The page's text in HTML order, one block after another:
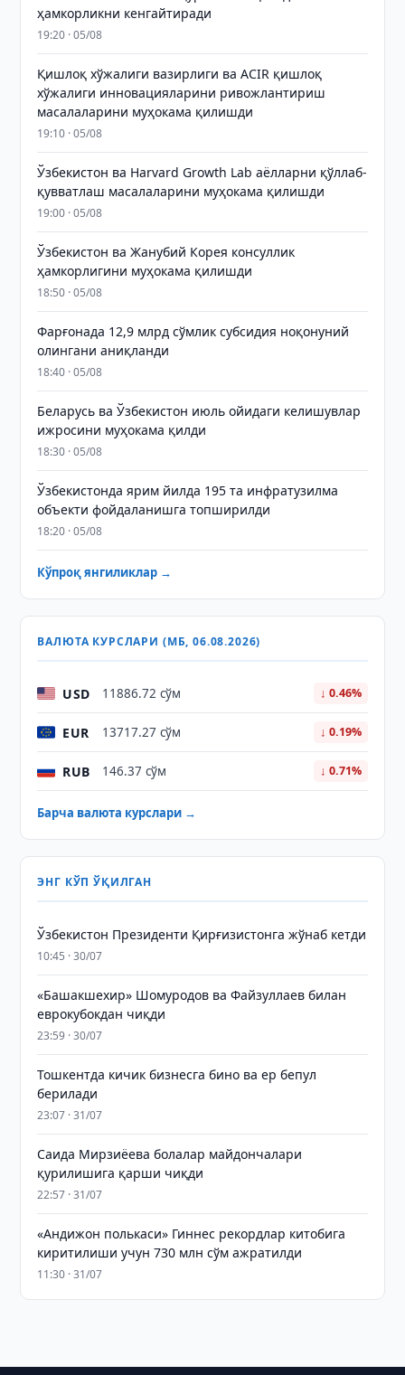
ҳамкорликни кенгайтиради
19:20 · 05/08
Қишлоқ хўжалиги вазирлиги ва ACIR қишлоқ
хўжалиги инновацияларини ривожлантириш
масалаларини муҳокама қилишди
19:10 · 05/08
Ўзбекистон ва Harvard Growth Lab аёлларни қўллаб-
қувватлаш масалаларини муҳокама қилишди
19:00 · 05/08
Ўзбекистон ва Жанубий Корея консуллик
ҳамкорлигини муҳокама қилишди
18:50 · 05/08
Фарғонада 12,9 млрд сўмлик субсидия ноқонуний
олингани аниқланди
18:40 · 05/08
Беларусь ва Ўзбекистон июль ойидаги келишувлар
ижросини муҳокама қилди
18:30 · 05/08
Ўзбекистонда ярим йилда 195 та инфратузилма
объекти фойдаланишга топширилди
18:20 · 05/08
Кўпроқ янгиликлар →
ВАЛЮТА КУРСЛАРИ (МБ, 06.08.2026)
USD 11886.72 сўм ↓ 0.46%
EUR 13717.27 сўм ↓ 0.19%
RUB 146.37 сўм ↓ 0.71%
Барча валюта курслари →
ЭНГ КЎП ЎҚИЛГАН
Ўзбекистон Президенти Қирғизистонга жўнаб кетди
10:45 · 30/07
«Башакшехир» Шомуродов ва Файзуллаев билан
еврокубокдан чиқди
23:59 · 30/07
Тошкентда кичик бизнесга бино ва ер бепул
берилади
23:07 · 31/07
Саида Мирзиёева болалар майдончалари
қурилишига қарши чиқди
22:57 · 31/07
«Андижон полькаси» Гиннес рекордлар китобига
киритилиши учун 730 млн сўм ажратилди
11:30 · 31/07